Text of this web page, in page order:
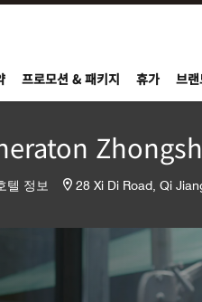
프로모션 & 패키지 휴가 브
텔 정보 28 Xi Di Road, Qi